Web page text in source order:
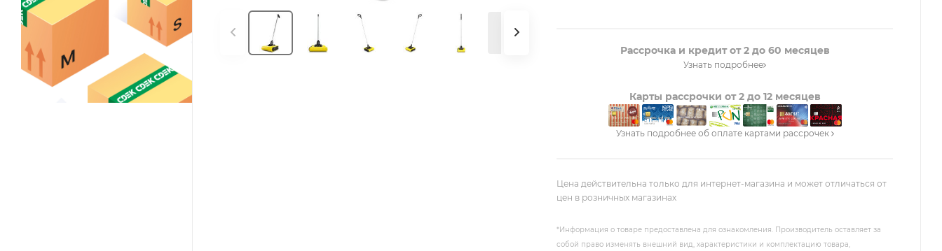
Рассрочка и кредит от 2 до 60 месяцев
Узнать подробнее
Карты рассрочки от 2 до 12 месяцев
Узнать подробнее об оплате картами рассрочек
Цена действительна только для интернет-магазина и может отличаться от
цен в розничных магазинах
*Информация о товаре предоставлена для ознакомления. Производитель оставляет за
собой право изменять внешний вид, характеристики и комплектацию товара,